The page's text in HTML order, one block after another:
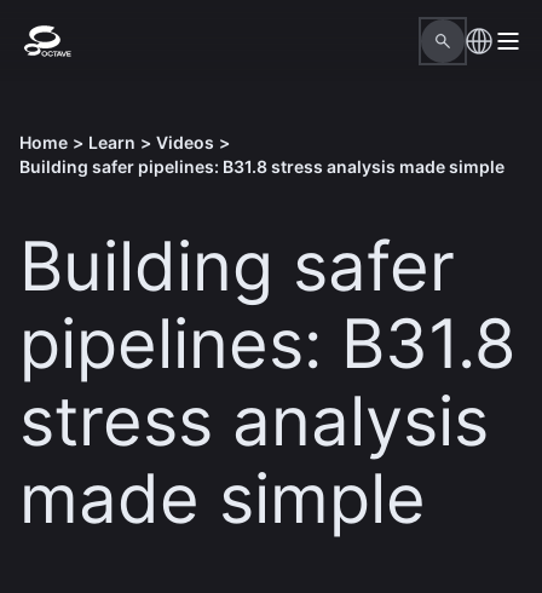
Home > Learn > Videos >
Building safer pipelines: B31.8 stress analysis made simple
Building safer
pipelines: B31.8
stress analysis
made simple